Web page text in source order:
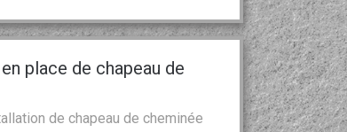
place de chapeau de
de chapeau de cheminée